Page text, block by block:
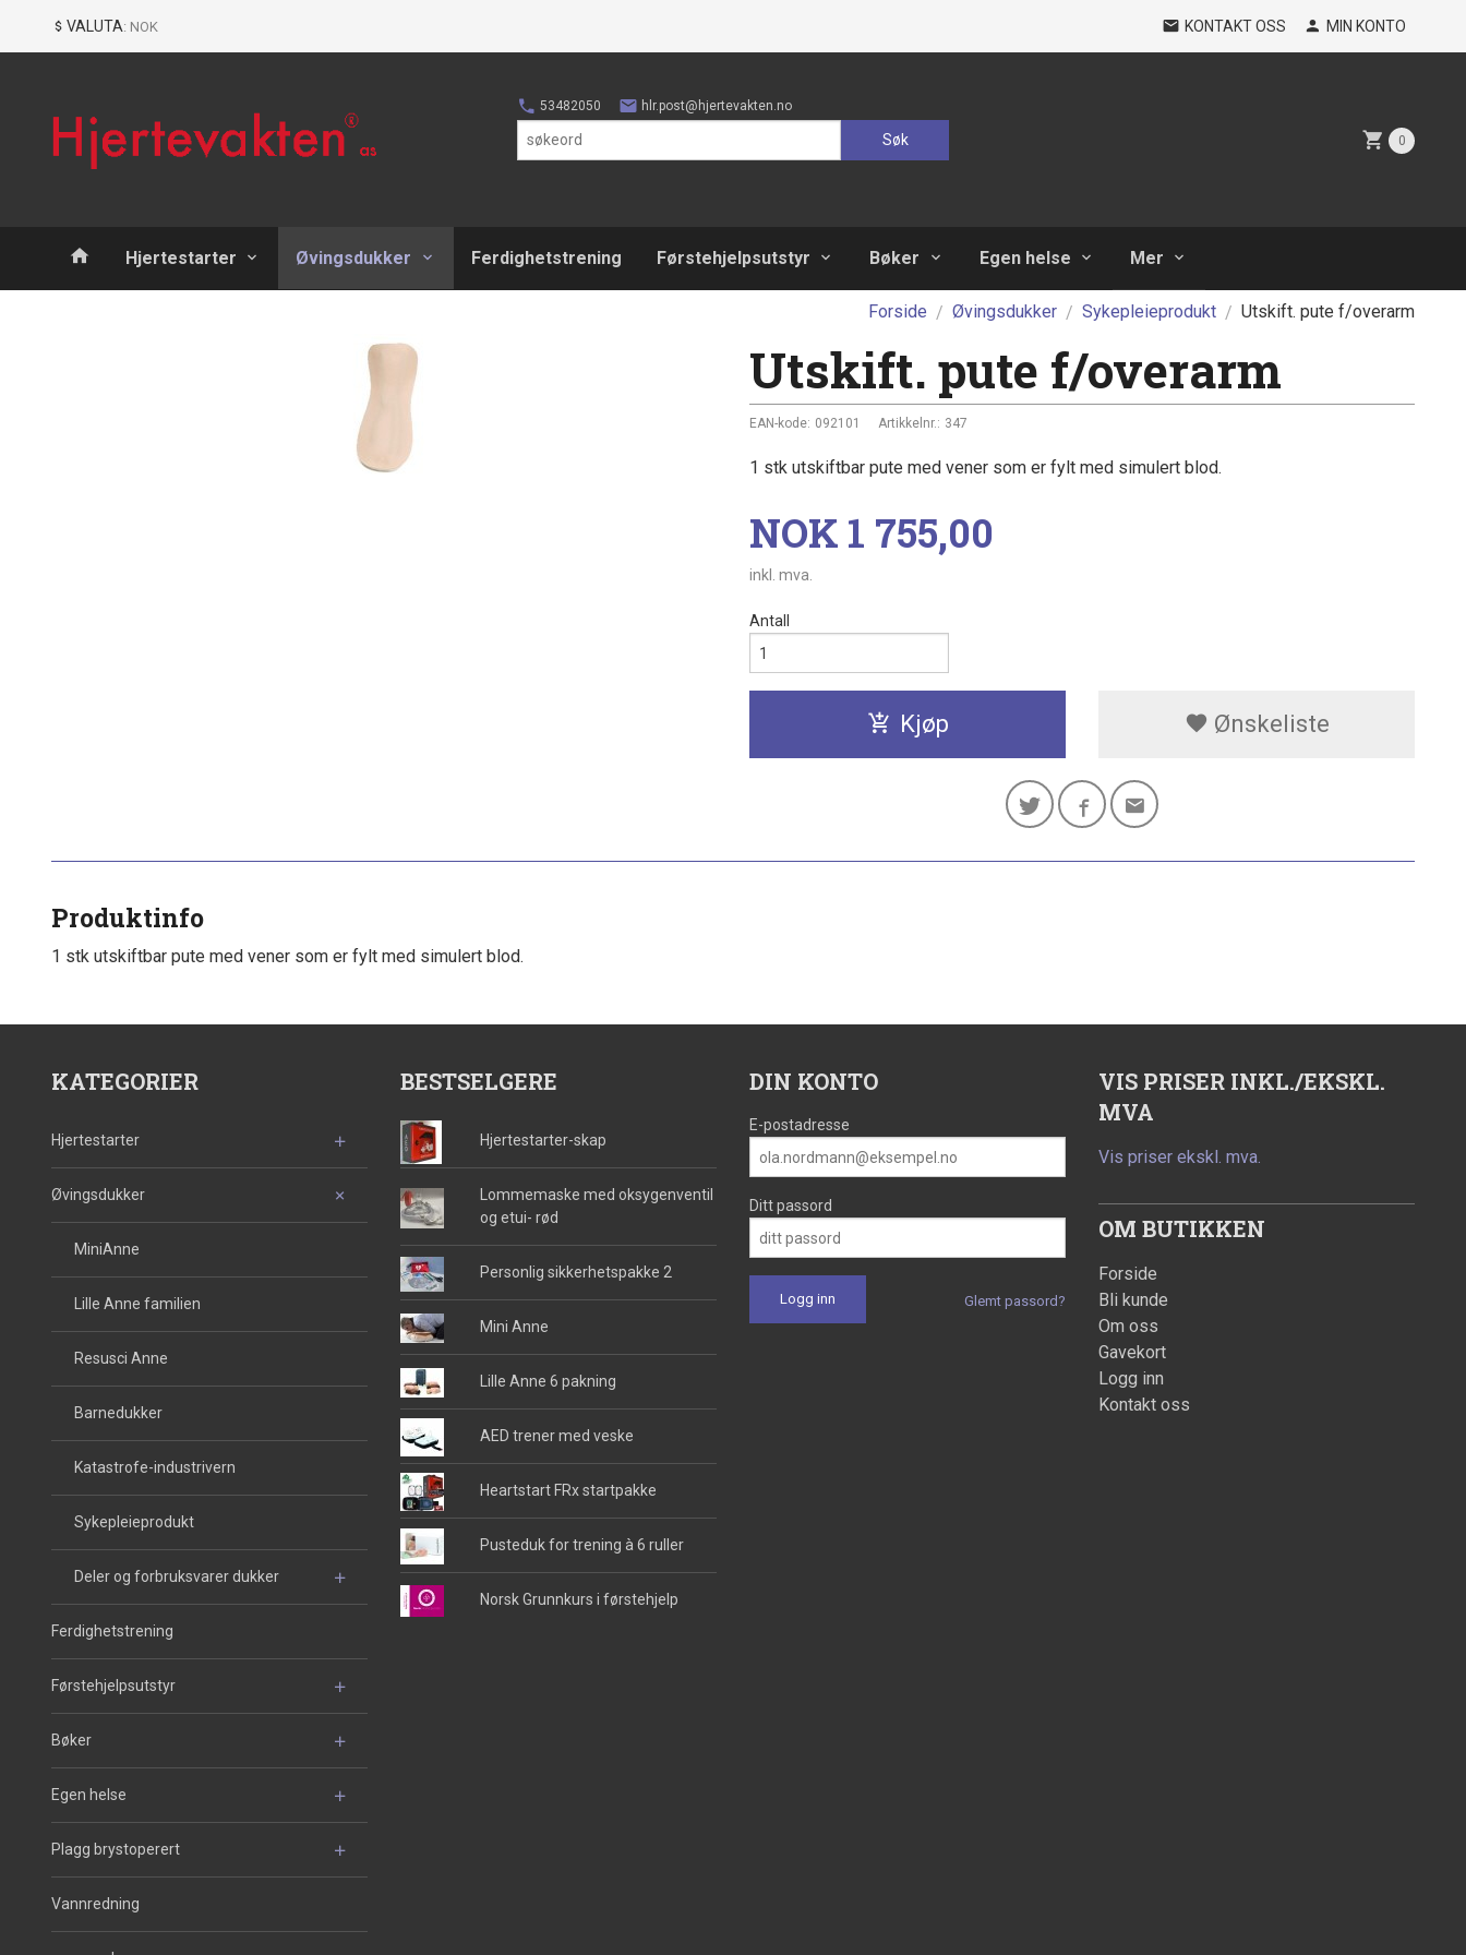
VALUTA: NOK KONTAKT OSS MIN KONTO
53482050 hlr.post@hjertevakten.no
Søk 0
Produkter
Hjertestarter Øvingsdukker Ferdighetstrening Førstehjelpsutstyr Bøker Egen helse Mer
Forside Øvingsdukker Sykepleieprodukt Utskift. pute f/overarm
Utskift. pute f/overarm
EAN-kode: 092101 Artikkelnr.: 347
1 stk utskiftbar pute med vener som er fylt med simulert blod.
Pris
NOK 1 755,00
inkl. mva.
Antall
Kjøp Ønskeliste
Produktinfo
1 stk utskiftbar pute med vener som er fylt med simulert blod.
KATEGORIER
Hjertestarter
Øvingsdukker
MiniAnne
Lille Anne familien
Resusci Anne
Barnedukker
Katastrofe-industrivern
Sykepleieprodukt
Deler og forbruksvarer dukker
Ferdighetstrening
Førstehjelpsutstyr
Bøker
Egen helse
Plagg brystoperert
Vannredning
BESTSELGERE
Hjertestarter-skap
Lommemaske med oksygenventil
og etui- rød
Personlig sikkerhetspakke 2
Mini Anne
Lille Anne 6 pakning
AED trener med veske
Heartstart FRx startpakke
Pusteduk for trening à 6 ruller
Norsk Grunnkurs i førstehjelp
DIN KONTO
E-postadresse
Ditt passord
Glemt passord?
VIS PRISER INKL./EKSKL.
MVA
Vis priser ekskl. mva.
OM BUTIKKEN
Forside
Bli kunde
Om oss
Gavekort
Logg inn
Kontakt oss